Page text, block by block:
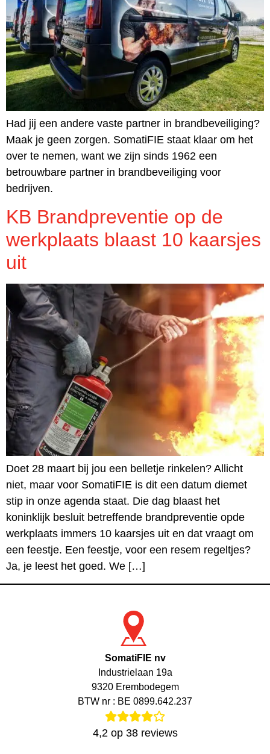
Had jij een andere vaste partner in brandbeveiliging?
Maak je geen zorgen. SomatiFIE staat klaar om het
over te nemen, want we zijn sinds 1962 een
betrouwbare partner in brandbeveiliging voor
bedrijven.
KB Brandpreventie op de
werkplaats blaast 10 kaarsjes
uit
Doet 28 maart bij jou een belletje rinkelen? Allicht
niet, maar voor SomatiFIE is dit een datum diemet
stip in onze agenda staat. Die dag blaast het
koninklijk besluit betreffende brandpreventie opde
werkplaats immers 10 kaarsjes uit en dat vraagt om
een feestje. Een feestje, voor een resem regeltjes?
Ja, je leest het goed. We […]
SomatiFIE nv
Industrielaan 19a
9320 Erembodegem
BTW nr : BE 0899.642.237
4,2op 38reviews